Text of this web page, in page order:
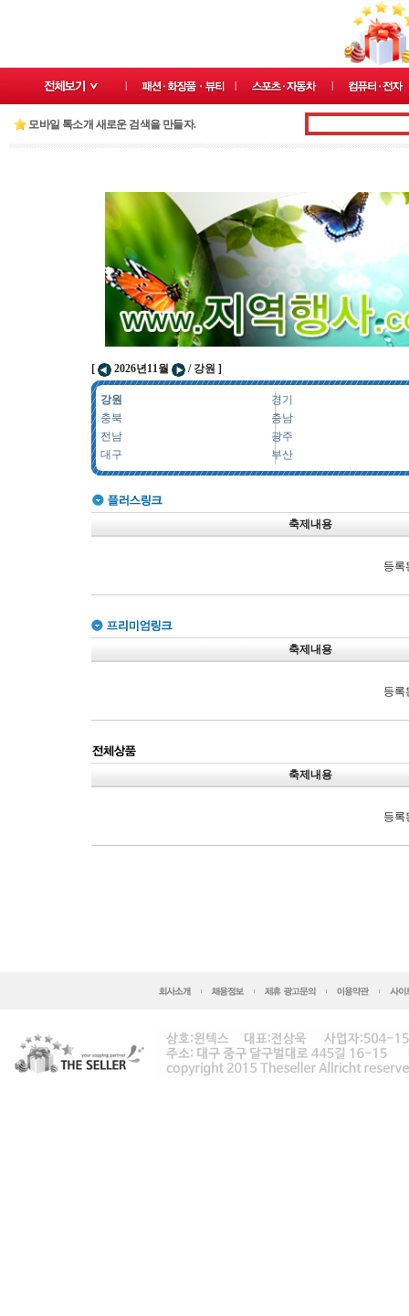
모바일 톡소개 새로운 검색을 만들자.
[ 2026년11월 / 강원 ]
강원
경기
충북
충남
전남
광주
대구
부산
축제내용
등록
축제내용
등록
축제내용
등록